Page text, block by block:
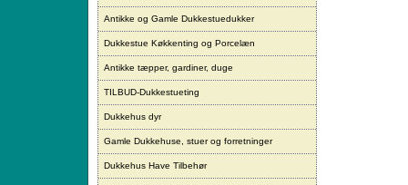
Antikke og Gamle Dukkestuedukker
Dukkestue Køkkenting og Porcelæn
Antikke tæpper, gardiner, duge
TILBUD-Dukkestueting
Dukkehus dyr
Gamle Dukkehuse, stuer og forretninger
Dukkehus Have Tilbehør